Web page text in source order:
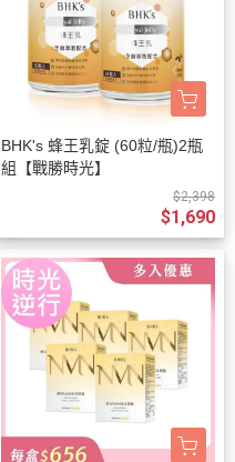
BHK's 蜂王乳錠 (60粒/瓶)2瓶
組【戰勝時光】
$2,398
$1,690